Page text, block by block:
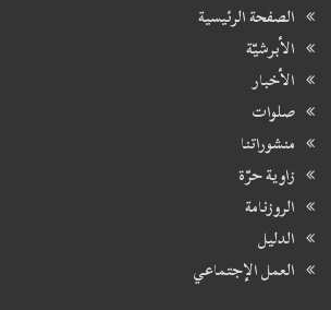
الصفحة الرئيسية
الأبرشيّة
الأخبار
صلوات
منشوراتنا
زاوية حرّة
الروزنامة
الدليل
العمل الإجتماعي